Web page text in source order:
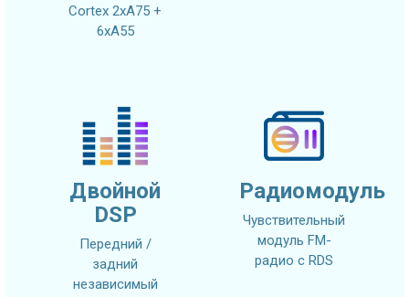
Cortex 2xA75 +
6xA55
Двойной
DSP
Передний /
задний
независимый
Радиомодуль
Чувствительный
модуль FM-
радио с RDS